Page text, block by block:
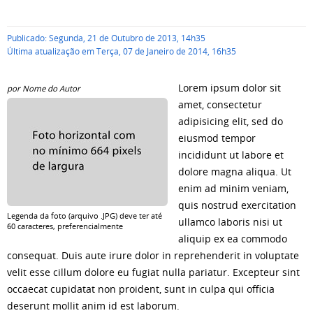
Publicado: Segunda, 21 de Outubro de 2013, 14h35
Última atualização em Terça, 07 de Janeiro de 2014, 16h35
por Nome do Autor
Legenda da foto (arquivo .JPG) deve ter até
60 caracteres, preferencialmente
Lorem ipsum dolor sit
amet, consectetur
adipisicing elit, sed do
eiusmod tempor
incididunt ut labore et
dolore magna aliqua. Ut
enim ad minim veniam,
quis nostrud exercitation
ullamco laboris nisi ut
aliquip ex ea commodo
consequat. Duis aute irure dolor in reprehenderit in voluptate
velit esse cillum dolore eu fugiat nulla pariatur. Excepteur sint
occaecat cupidatat non proident, sunt in culpa qui officia
deserunt mollit anim id est laborum.